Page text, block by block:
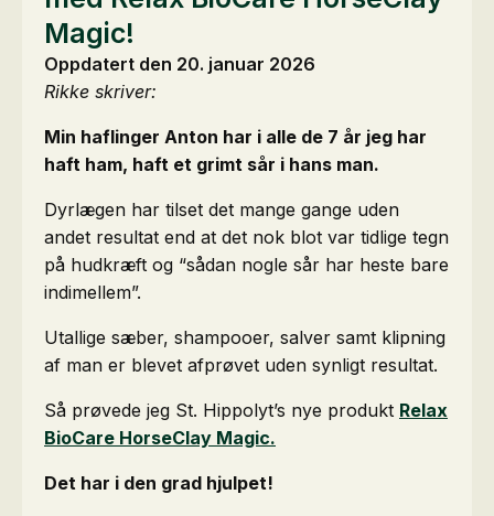
Magic!
Oppdatert den 20. januar 2026
Rikke skriver:
Min haflinger Anton har i alle de 7 år jeg har
haft ham, haft et grimt sår i hans man.
Dyrlægen har tilset det mange gange uden
andet resultat end at det nok blot var tidlige tegn
på hudkræft og “sådan nogle sår har heste bare
indimellem”.
Utallige sæber, shampooer, salver samt klipning
af man er blevet afprøvet uden synligt resultat.
Så prøvede jeg St. Hippolyt’s nye produkt Relax
BioCare HorseClay Magic.
Det har i den grad hjulpet!